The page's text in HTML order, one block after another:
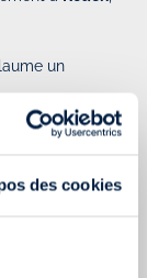
des cookies
un
super
service,